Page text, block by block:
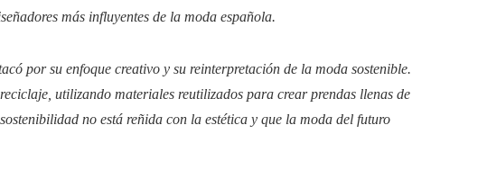
más influyentes de la moda española.
por su enfoque creativo y su reinterpretación de la moda sostenible.
utilizando materiales reutilizados para crear prendas llenas de
no está reñida con la estética y que la moda del futuro